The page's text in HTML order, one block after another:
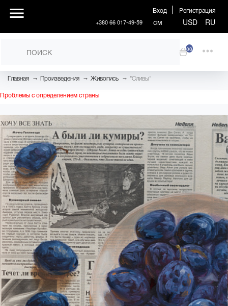
Вход Регистрация
+380 66 017-49-59 см USD RU
00
Главная → Произведения → Живопись → "Сливы"
Проблемы с определением страны